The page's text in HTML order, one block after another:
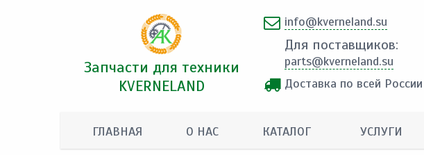
Запчасти для техники
KVERNELAND
info@kverneland.su
Для поставщиков:
parts@kverneland.su
Доставка по всей России
ГЛАВНАЯ О НАС КАТАЛОГ УСЛУГИ